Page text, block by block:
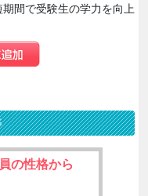
間で受験生の学力を向上
の性格から